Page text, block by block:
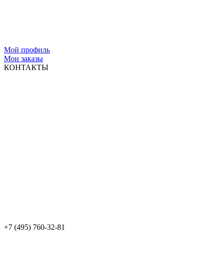
Мой профиль
Мои заказы
КОНТАКТЫ
+7 (495) 760-32-81